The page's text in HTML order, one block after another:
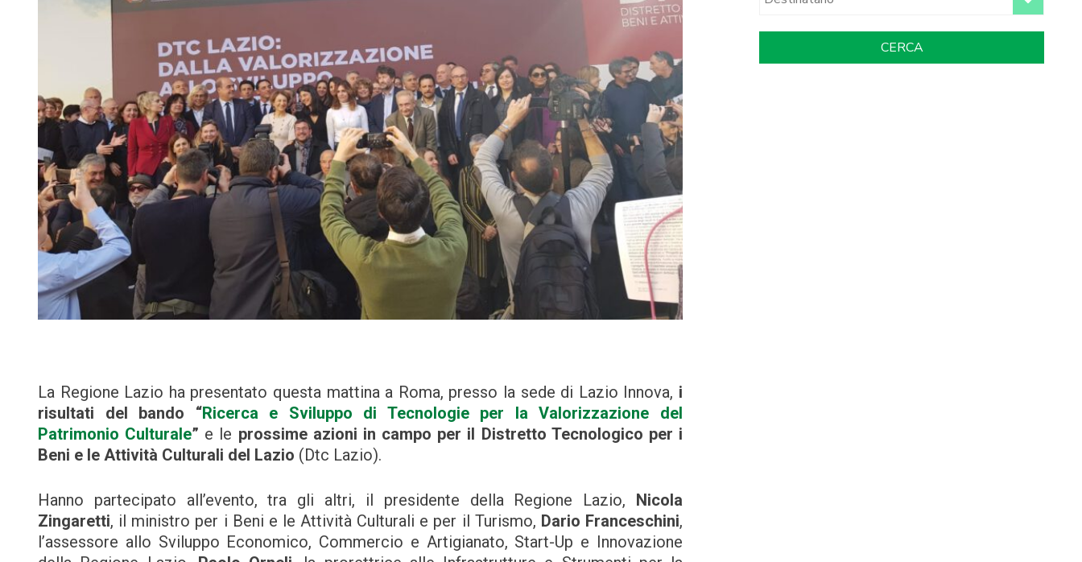
La Regione Lazio ha presentato questa mattina a Roma, presso la sede di Lazio Innova, i
risultati del bando “Ricerca e Sviluppo di Tecnologie per la Valorizzazione del
Patrimonio Culturale” e le prossime azioni in campo per il Distretto Tecnologico per i
Beni e le Attività Culturali del Lazio (Dtc Lazio).
Hanno partecipato all’evento, tra gli altri, il presidente della Regione Lazio, Nicola
Zingaretti, il ministro per i Beni e le Attività Culturali e per il Turismo, Dario Franceschini,
l’assessore allo Sviluppo Economico, Commercio e Artigianato, Start-Up e Innovazione